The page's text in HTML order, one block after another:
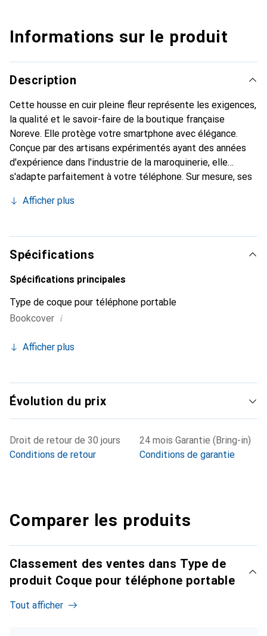
Informations sur le produit
Description
Cette housse en cuir pleine fleur représente les exigences,
la qualité et le savoir-faire de la boutique française
Noreve. Elle protège votre smartphone avec élégance.
Conçue par des artisans expérimentés ayant des années
d'expérience dans l'industrie de la maroquinerie, elle
s'adapte parfaitement à votre téléphone. Sur mesure, ses
Elle devient un accessoire chic et indispensable pour votre
internationalement pour ses produits de haute qualité et
constitue un choix fiable pour une clientèle exigeante.
Afficher plus
Spécifications
Spécifications principales
Type de coque pour téléphone portable
Bookcover i
Afficher plus
Évolution du prix
Droit de retour de 30 jours
Conditions de retour
24 mois Garantie (Bring-in)
Conditions de garantie
Comparer les produits
Classement des ventes dans Type de
produit Coque pour téléphone portable
Tout afficher